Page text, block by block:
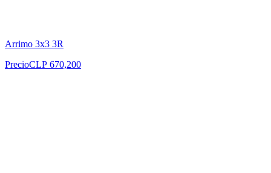
Arrimo 3x3 3R
PrecioCLP 670,200